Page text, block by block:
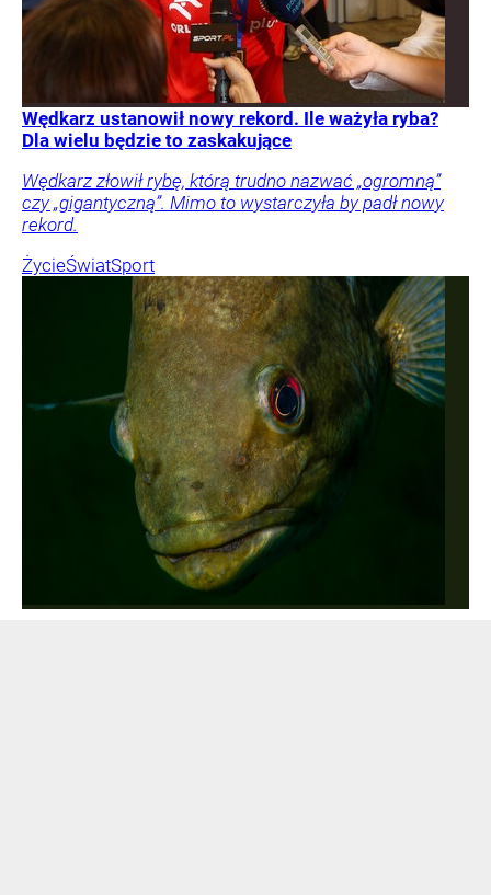
Wędkarz ustanowił nowy rekord. Ile ważyła ryba?
Dla wielu będzie to zaskakujące
Wędkarz złowił rybę, którą trudno nazwać „ogromną”
czy „gigantyczną”. Mimo to wystarczyła by padł nowy
rekord.
ŻycieŚwiatSport